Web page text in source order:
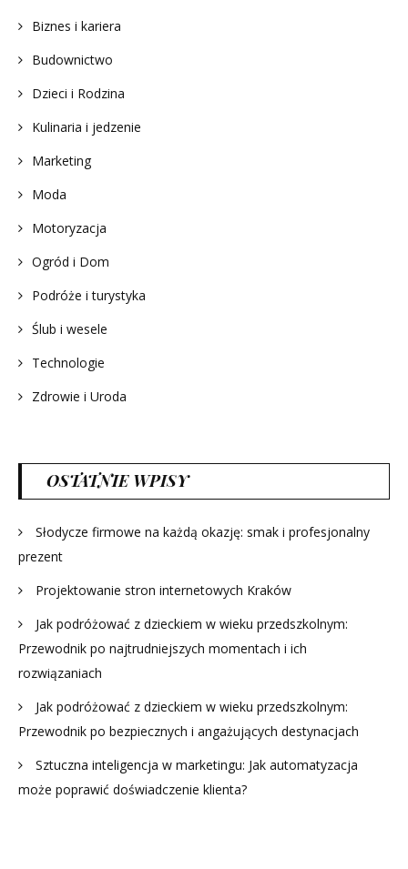
Biznes i kariera
Budownictwo
Dzieci i Rodzina
Kulinaria i jedzenie
Marketing
Moda
Motoryzacja
Ogród i Dom
Podróże i turystyka
Ślub i wesele
Technologie
Zdrowie i Uroda
OSTATNIE WPISY
Słodycze firmowe na każdą okazję: smak i profesjonalny
prezent
Projektowanie stron internetowych Kraków
Jak podróżować z dzieckiem w wieku przedszkolnym:
Przewodnik po najtrudniejszych momentach i ich
rozwiązaniach
Jak podróżować z dzieckiem w wieku przedszkolnym:
Przewodnik po bezpiecznych i angażujących destynacjach
Sztuczna inteligencja w marketingu: Jak automatyzacja
może poprawić doświadczenie klienta?